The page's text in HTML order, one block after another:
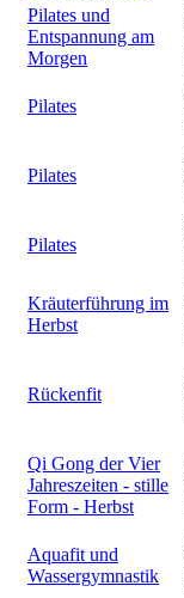
Pilates und
Entspannung am
Morgen
Pilates
Pilates
Pilates
Kräuterführung im
Herbst
Rückenfit
Qi Gong der Vier
Jahreszeiten - stille
Form - Herbst
Aquafit und
Wassergymnastik